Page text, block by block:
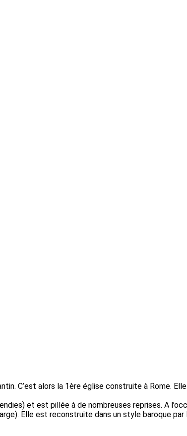
C’est alors la 1ère église construite à Rome.
et est pillée à de nombreuses reprises. A
Elle est reconstruite dans un style baroque